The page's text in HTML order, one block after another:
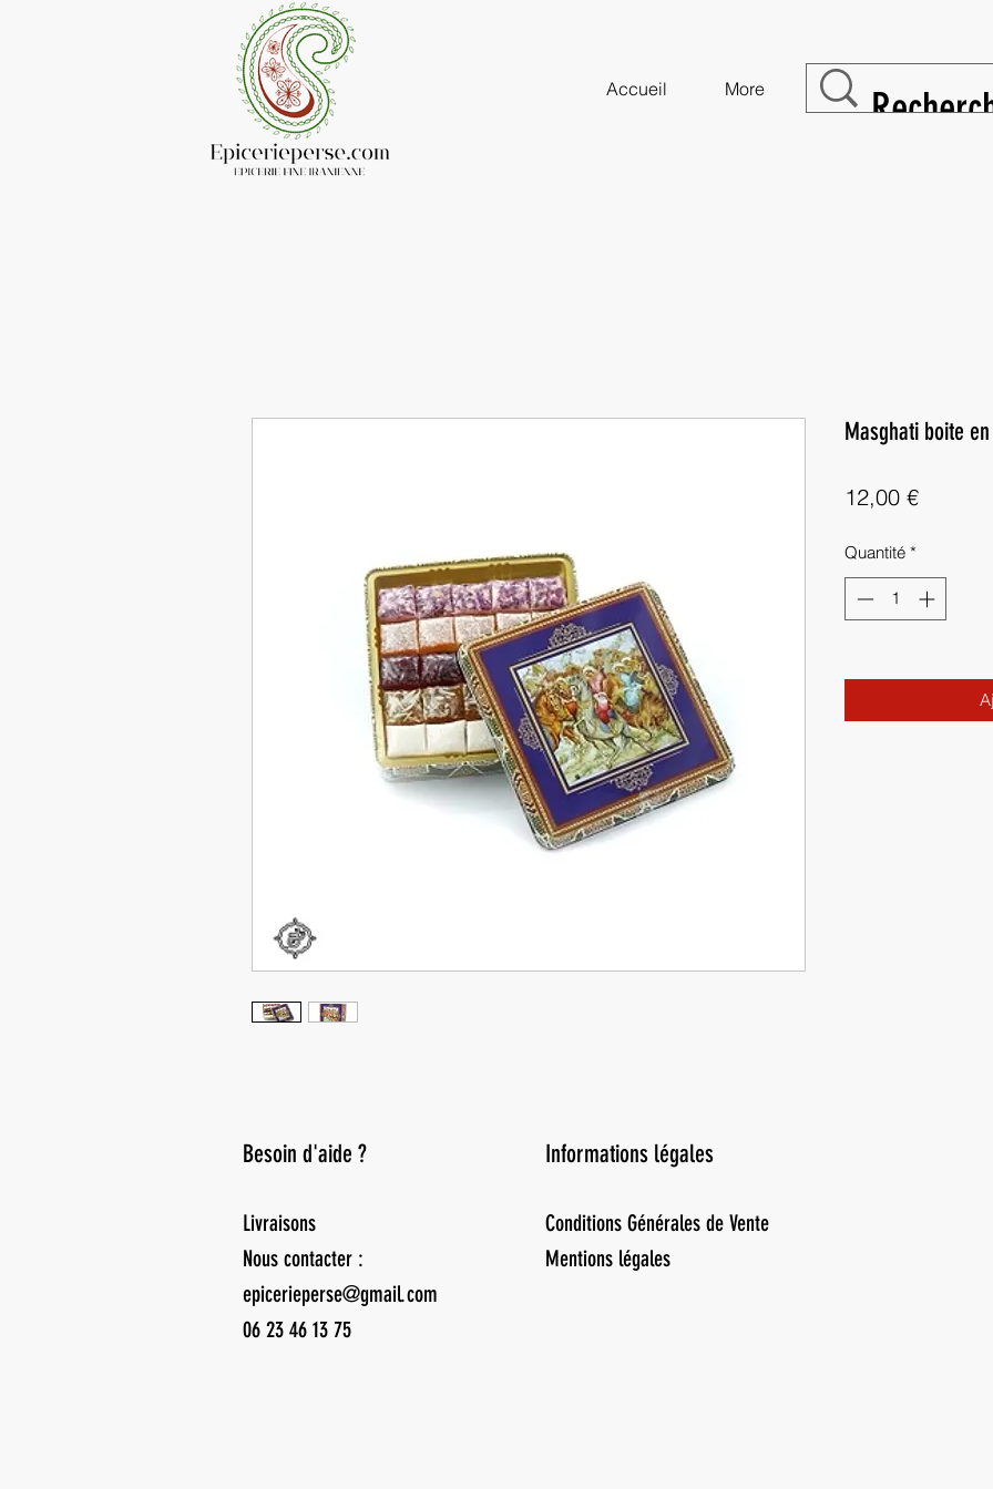
Accueil More
Masghati boite
12,00 €Prix
Quantité *
Besoin d'aide ?
Livraisons
Nous contacter :
epicerieperse@gmail.com
06 23 46 13 75
Informations légales
Conditions Générales de Vente
Mentions légales